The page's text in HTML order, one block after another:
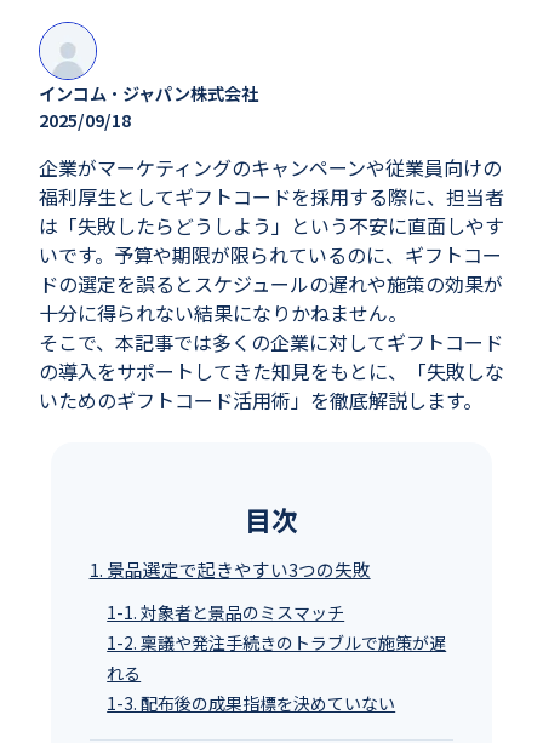
インコム・ジャパン株式会社
2025/09/18
企業がマーケティングのキャンペーンや従業員向けの
福利厚生としてギフトコードを採用する際に、担当者
は「失敗したらどうしよう」という不安に直面しやす
いです。予算や期限が限られているのに、ギフトコー
ドの選定を誤るとスケジュールの遅れや施策の効果が
十分に得られない結果になりかねません。
そこで、本記事では多くの企業に対してギフトコード
の導入をサポートしてきた知見をもとに、「失敗しな
いためのギフトコード活用術」を徹底解説します。
目次
1. 景品選定で起きやすい3つの失敗
1-1. 対象者と景品のミスマッチ
1-2. 稟議や発注手続きのトラブルで施策が遅
れる
1-3. 配布後の成果指標を決めていない